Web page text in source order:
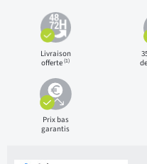
Livraison
offerte(1)
Prix bas
garantis